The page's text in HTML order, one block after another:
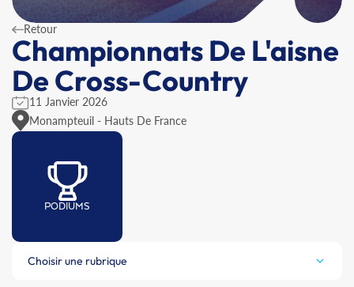
Retour
Championnats De L'aisne
De Cross-Country
11 Janvier 2026
Monampteuil - Hauts De France
PODIUMS
Choisir une rubrique